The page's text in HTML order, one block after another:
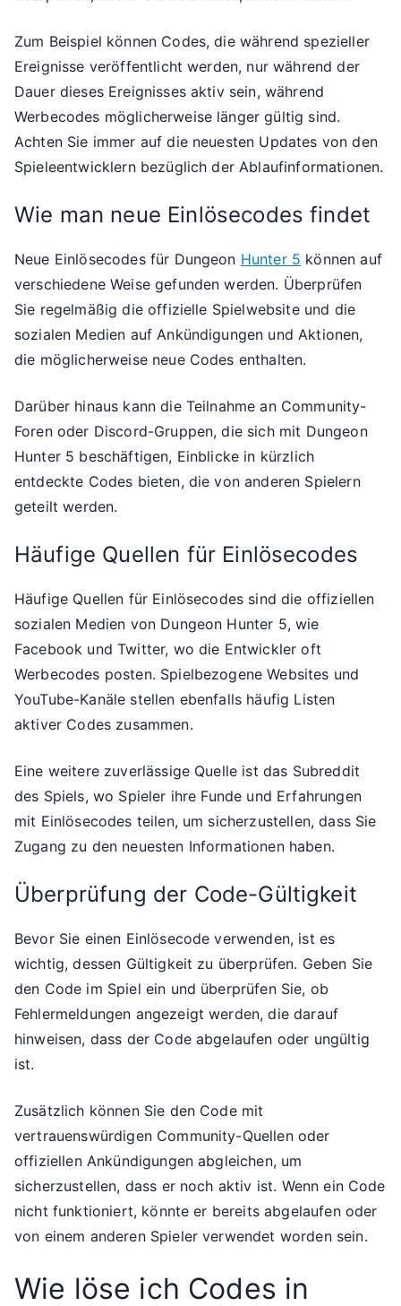
Zum Beispiel können Codes, die während spezieller
Ereignisse veröffentlicht werden, nur während der
Dauer dieses Ereignisses aktiv sein, während
Werbecodes möglicherweise länger gültig sind.
Achten Sie immer auf die neuesten Updates von den
Spieleentwicklern bezüglich der Ablaufinformationen.
Wie man neue Einlösecodes findet
Neue Einlösecodes für Dungeon Hunter 5 können auf
verschiedene Weise gefunden werden. Überprüfen
Sie regelmäßig die offizielle Spielwebsite und die
sozialen Medien auf Ankündigungen und Aktionen,
die möglicherweise neue Codes enthalten.
Darüber hinaus kann die Teilnahme an Community-
Foren oder Discord-Gruppen, die sich mit Dungeon
Hunter 5 beschäftigen, Einblicke in kürzlich
entdeckte Codes bieten, die von anderen Spielern
geteilt werden.
Häufige Quellen für Einlösecodes
Häufige Quellen für Einlösecodes sind die offiziellen
sozialen Medien von Dungeon Hunter 5, wie
Facebook und Twitter, wo die Entwickler oft
Werbecodes posten. Spielbezogene Websites und
YouTube-Kanäle stellen ebenfalls häufig Listen
aktiver Codes zusammen.
Eine weitere zuverlässige Quelle ist das Subreddit
des Spiels, wo Spieler ihre Funde und Erfahrungen
mit Einlösecodes teilen, um sicherzustellen, dass Sie
Zugang zu den neuesten Informationen haben.
Überprüfung der Code-Gültigkeit
Bevor Sie einen Einlösecode verwenden, ist es
wichtig, dessen Gültigkeit zu überprüfen. Geben Sie
den Code im Spiel ein und überprüfen Sie, ob
Fehlermeldungen angezeigt werden, die darauf
hinweisen, dass der Code abgelaufen oder ungültig
ist.
Zusätzlich können Sie den Code mit
vertrauenswürdigen Community-Quellen oder
offiziellen Ankündigungen abgleichen, um
sicherzustellen, dass er noch aktiv ist. Wenn ein Code
nicht funktioniert, könnte er bereits abgelaufen oder
von einem anderen Spieler verwendet worden sein.
Wie löse ich Codes in